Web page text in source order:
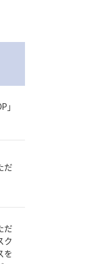
」
だ
だ
ク
を